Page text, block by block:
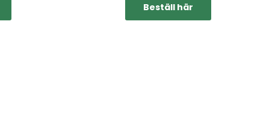
Beställ här